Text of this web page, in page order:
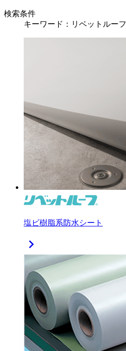
検索条件
キーワード：リベットルーフ
塩ビ樹脂系防水シート
chevron_right